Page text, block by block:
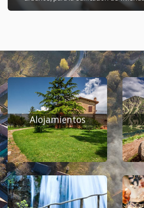
en la calle Eras, con una superficie de
interesados en recibir información lo
Alojamientos